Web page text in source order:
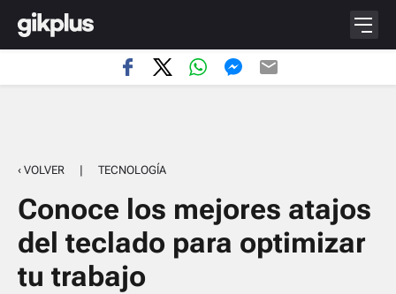
‹ VOLVER | TECNOLOGÍA
Conoce los mejores atajos
del teclado para optimizar
tu trabajo